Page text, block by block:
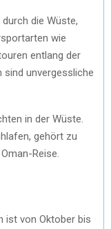
die Wüste,
wie
entlang der
sind unvergessliche
in der Wüste.
gehört zu
Reise.
ist von Oktober bis